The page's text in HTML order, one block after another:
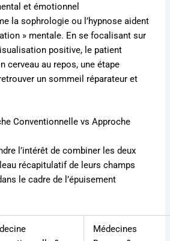
et émotionnel
la sophrologie ou l’hypnose aident
» mentale. En se focalisant sur
positive, le patient
cerveau au repos, une étape
un sommeil réparateur et
Conventionnelle vs Approche
l’intérêt de combiner les deux
récapitulatif de leurs champs
le cadre de l’épuisement
Médecines